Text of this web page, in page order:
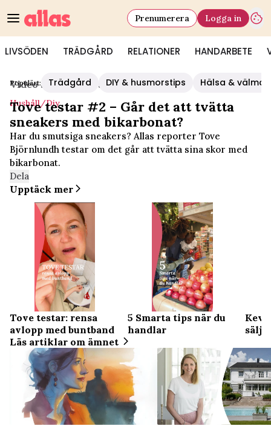
LIVSÖDEN TRÄDGÅRD RELATIONER HANDARBETE
Prenumerera Logga in
Populärt: Trädgård DIY & husmorstips Hälsa &
Video Start/Hushåll/diy
Hushåll/diy
Tove testar #2 – Går det att tvätta
sneakers med bikarbonat?
Har du smutsiga sneakers? Allas reporter Tove
Björnlundh testar om det går att tvätta sina skor med
bikarbonat.
Dela
Upptäck mer
Tove testar: rensa
avlopp med buntband
5 Smarta tips när du
handlar
sälj
Läs artiklar om ämnet